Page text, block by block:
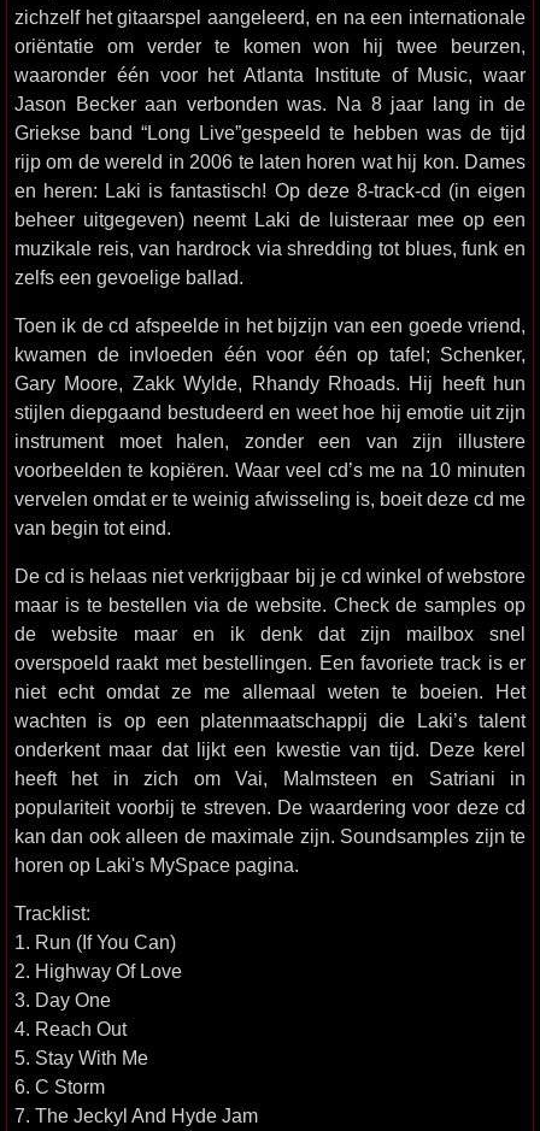
zichzelf het gitaarspel aangeleerd, en na een internationale
oriëntatie om verder te komen won hij twee beurzen,
waaronder één voor het Atlanta Institute of Music, waar
Jason Becker aan verbonden was. Na 8 jaar lang in de
Griekse band “Long Live”gespeeld te hebben was de tijd
rijp om de wereld in 2006 te laten horen wat hij kon. Dames
en heren: Laki is fantastisch! Op deze 8-track-cd (in eigen
beheer uitgegeven) neemt Laki de luisteraar mee op een
muzikale reis, van hardrock via shredding tot blues, funk en
zelfs een gevoelige ballad.
Toen ik de cd afspeelde in het bijzijn van een goede vriend,
kwamen de invloeden één voor één op tafel; Schenker,
Gary Moore, Zakk Wylde, Rhandy Rhoads. Hij heeft hun
stijlen diepgaand bestudeerd en weet hoe hij emotie uit zijn
instrument moet halen, zonder een van zijn illustere
voorbeelden te kopiëren. Waar veel cd’s me na 10 minuten
vervelen omdat er te weinig afwisseling is, boeit deze cd me
van begin tot eind.
De cd is helaas niet verkrijgbaar bij je cd winkel of webstore
maar is te bestellen via de website. Check de samples op
de website maar en ik denk dat zijn mailbox snel
overspoeld raakt met bestellingen. Een favoriete track is er
niet echt omdat ze me allemaal weten te boeien. Het
wachten is op een platenmaatschappij die Laki’s talent
onderkent maar dat lijkt een kwestie van tijd. Deze kerel
heeft het in zich om Vai, Malmsteen en Satriani in
populariteit voorbij te streven. De waardering voor deze cd
kan dan ook alleen de maximale zijn. Soundsamples zijn te
horen op Laki's MySpace pagina.
Tracklist:
1. Run (If You Can)
2. Highway Of Love
3. Day One
4. Reach Out
5. Stay With Me
6. C Storm
7. The Jeckyl And Hyde Jam